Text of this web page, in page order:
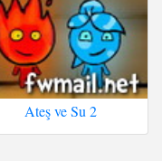
Ateş ve Su 2